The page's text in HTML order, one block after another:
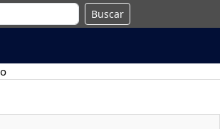
Buscar